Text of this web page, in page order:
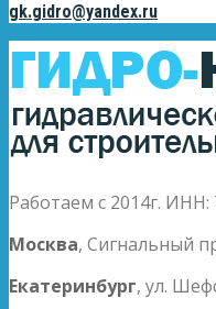
gk.gidro@yandex.ru
Работаем с 2014г. ИНН:
Москва, Сигнальный
Екатеринбург, ул.